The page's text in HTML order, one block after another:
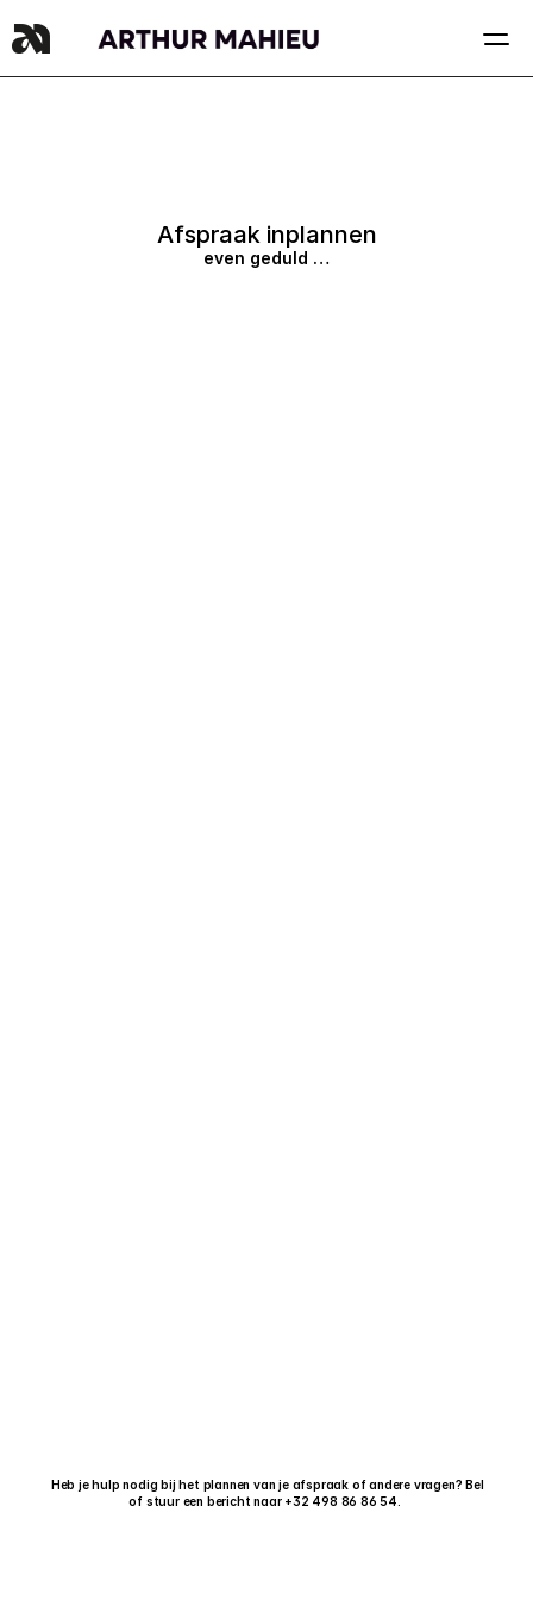
Afspraak inplannen
even geduld …
of stuur een bericht naar +32 498 86 86 54.